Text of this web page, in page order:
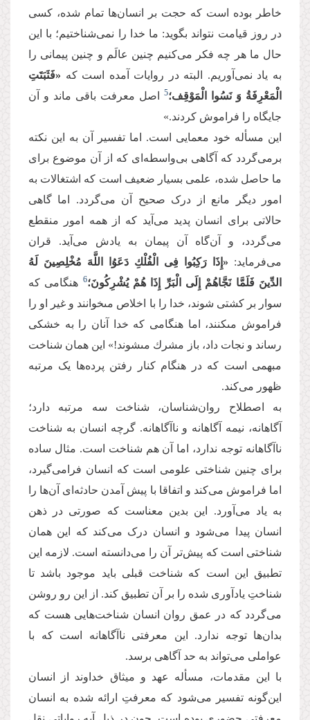
خاطر بوده است که حجت بر انسان‌ها تمام شده، کسی
در روز قیامت نتواند بگوید: ما خدا را نمی‌شناختیم؛ با این
حال ما هر چه فکر می‌کنیم چنین عالَم و چنین پیمانی را
به یاد نمی‌آوریم. البته در روایات آمده است که «فَثَبَتَتِ
الْمَعْرِفَةُ وَ نَسُوا الْمَوْقِف؛5
اصل معرفت باقی ماند و آن
جایگاه را فراموش کردند.»
این مسأله خود معمایی است. اما تفسیر آن به این نکته
برمی‌گردد که آگاهی بی‌واسطه‌ای که از آن موضوع برای
ما حاصل شده، علمی بسیار ضعیف است که اشتغالات به
امور دیگر مانع از درک صحیح آن می‌گردد. اما گاهی
حالاتی برای انسان پدید می‌آید که از همه امور منقطع
می‌گردد، و آن‌گاه آن پیمان به یادش می‌آید. قران
می‌فرماید: «إِذَا رَكِبُوا فِی الْفُلْكِ دَعَوُا اللَّهَ مُخْلِصِینَ لَهُ
الدِّینَ فَلَمَّا نَجَّاهُمْ إِلَى الْبَرِّ إِذَا هُمْ یُشْرِكُونَ؛6 هنگامى كه
سوار بر كشتى شوند، خدا را با اخلاص مى‏خوانند و غیر او را
فراموش مى‏كنند، اما هنگامى كه خدا آنان را به خشكى
رساند و نجات داد، باز مشرك مى‏شوند!» این همان شناخت
مبهمی است که در هنگام کنار رفتن پرده‌ها یک مرتبه
ظهور می‌کند.
به اصطلاح روان‌شناسان، شناخت‌ سه مرتبه دارد؛
آگاهانه، نیمه آگاهانه و ناآگاهانه. گرچه انسان به شناخت
ناآگاهانه توجه ندارد، اما آن هم شناخت است. مثال ساده
برای چنین شناختی علومی است که انسان فرامی‌گیرد،
اما فراموش می‌کند و اتفاقا با پیش آمدن حادثه‌ای آن‌ها را
به یاد می‌آورد. این بدین معناست که صورتی در ذهن
انسان پیدا می‌شود و انسان درک می‌کند که این همان
شناختی است که پیش‌تر آن را می‌دانسته است. لازمه این
تطبیق این است که شناخت قبلی باید موجود باشد تا
شناختِ یادآوری شده را بر آن تطبیق کند. از این رو روشن
می‌گردد که در عمق روان انسان شناخت‌هایی هست که
بدان‌ها توجه ندارد. این معرفتی ناآگاهانه است که با
عواملی می‌تواند به حد آگاهی برسد.
با این مقدمات، مسأله عهد و میثاق خداوند از انسان
این‌گونه تفسیر می‌شود که معرفتِ ارائه شده به انسان